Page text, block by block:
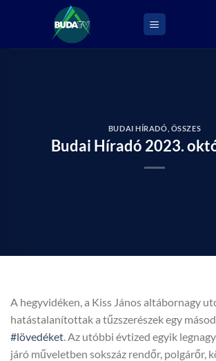
BUDAI HÍRADÓ ÖSSZES
Budai Híradó 2023.
A hegyvidéken, a Kiss János altábornagy
hatástalanítottak a tűzszerészek egy
#lövedéket. Az utóbbi évtized egyik
járó műveletben sokszáz rendőr, polgárőr,